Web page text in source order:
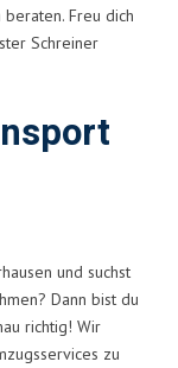
Freu dich
Schreiner
und suchst
Dann bist du
richtig! Wir
zu